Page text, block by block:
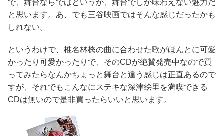
で、舞台ならではというか、舞台でしか味わえない魅力だ
と思います。あ、でも三谷映画ではそんな感じだったかも
しれない。
というわけで、椎名林檎の曲に合わせた歌がほんとに可愛
かったり可愛かったりで、そのCDが絶賛発売中なので買
ってみたらなんかちょっと舞台と違う感じは正直あるので
すが、それでもこんなにステキな深津絵里を満喫できる
CDは無いので是非買ったらいいと思います。